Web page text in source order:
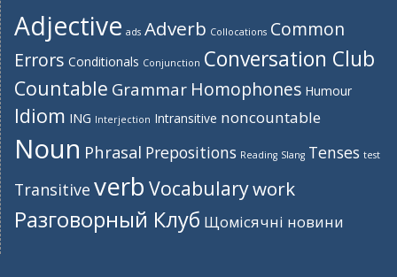
Adjective ads Adverb Collocations Common
Errors Conditionals Conjunction Conversation Club
Countable Grammar Homophones Humour
Idiom ING Interjection Intransitive noncountable
Noun Phrasal Prepositions Reading Slang Tenses test
Transitive verb Vocabularywork
Разговорный Клуб Щомісячні новини